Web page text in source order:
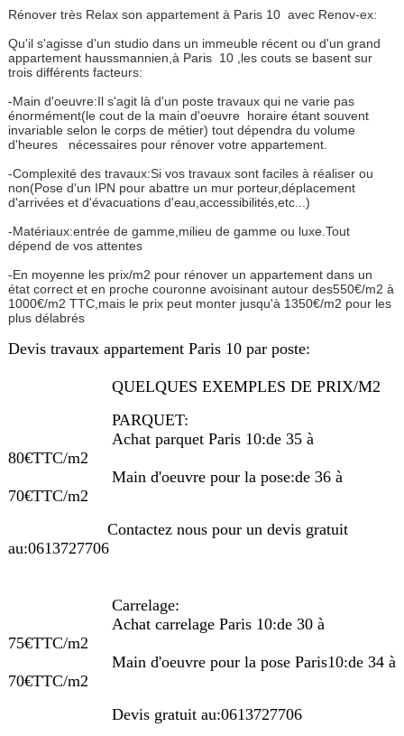
Rénover très Relax son appartement à Paris 10 avec Renov-ex:
Qu'il s'agisse d'un studio dans un immeuble récent ou d'un grand
appartement haussmannien,à Paris 10 ,les couts se basent sur
trois différents facteurs:
-Main d'oeuvre:Il s'agit là d'un poste travaux qui ne varie pas
énormément(le cout de la main d'oeuvre horaire étant souvent
invariable selon le corps de métier) tout dépendra du volume
d'heures nécessaires pour rénover votre appartement.
-Complexité des travaux:Si vos travaux sont faciles à réaliser ou
non(Pose d'un IPN pour abattre un mur porteur,déplacement
d'arrivées et d'évacuations d'eau,accessibilités,etc...)
-Matériaux:entrée de gamme,milieu de gamme ou luxe.Tout
dépend de vos attentes
-En moyenne les prix/m2 pour rénover un appartement dans un
état correct et en proche couronne avoisinant autour des550€/m2 à
1000€/m2 TTC,mais le prix peut monter jusqu'à 1350€/m2 pour les
plus délabrés
Devis travaux appartement Paris 10 par poste:
QUELQUES EXEMPLES DE PRIX/M2
PARQUET:
Achat parquet Paris 10:de 35 à
80€TTC/m2
Main d'oeuvre pour la pose:de 36 à
70€TTC/m2
Contactez nous pour un devis gratuit
au:0613727706
Carrelage:
Achat carrelage Paris 10:de 30 à
75€TTC/m2
Main d'oeuvre pour la pose Paris10:de 34 à
70€TTC/m2
Devis gratuit au:0613727706